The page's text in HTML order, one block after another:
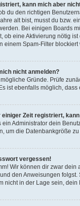
kann mich aber
du den richtigen
alt bist, musst du bzw.
Bei einigen Boards
ob eine Aktivierung nötig
einem Spam-Filter
nicht anmelden?
Gründe. Prüfe
ist ebenfalls möglich,
einiger Zeit registriert,
ein Administrator dein
um die Datenbankgröße
vergessen!
Wir können dir zwar
den Anweisungen
nicht in der Lage sein,